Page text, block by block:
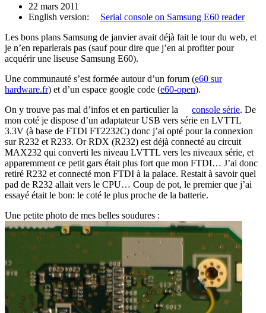
22 mars 2011
English version:
Serial console on Samsung E60 reader
Les bons plans Samsung de janvier avait déjà fait le tour du web, et
je n’en reparlerais pas (sauf pour dire que j’en ai profiter pour
acquérir une liseuse Samsung E60).
Une communauté s’est formée autour d’un forum (e60 sur
hardware.fr) et d’un espace google code (e60-open).
On y trouve pas mal d’infos et en particulier la
console série. De
mon coté je dispose d’un adaptateur USB vers série en LVTTL
3.3V (à base de FTDI FT2232C) donc j’ai opté pour la connexion
sur R232 et R233. Or RDX (R232) est déjà connecté au circuit
MAX232 qui converti les niveau LVTTL vers les niveaux série, et
apparemment ce petit gars était plus fort que mon FTDI… J’ai donc
retiré R232 et connecté mon FTDI à la palace. Restait à savoir quel
pad de R232 allait vers le CPU… Coup de pot, le premier que j’ai
essayé était le bon: le coté le plus proche de la batterie.
Une petite photo de mes belles soudures :